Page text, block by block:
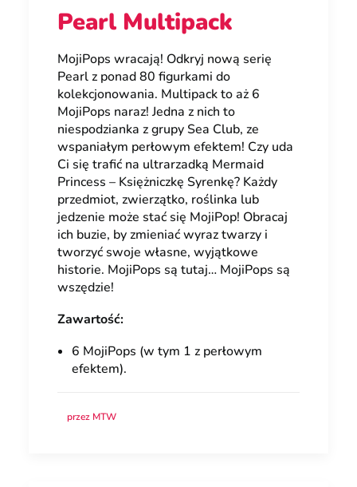
Pearl Multipack
MojiPops wracają! Odkryj nową serię
Pearl z ponad 80 figurkami do
kolekcjonowania. Multipack to aż 6
MojiPops naraz! Jedna z nich to
niespodzianka z grupy Sea Club, ze
wspaniałym perłowym efektem! Czy uda
Ci się trafić na ultrarzadką Mermaid
Princess – Księżniczkę Syrenkę? Każdy
przedmiot, zwierzątko, roślinka lub
jedzenie może stać się MojiPop! Obracaj
ich buzie, by zmieniać wyraz twarzy i
tworzyć swoje własne, wyjątkowe
historie. MojiPops są tutaj… MojiPops są
wszędzie!
Zawartość:
6 MojiPops (w tym 1 z perłowym
efektem).
przez MTW